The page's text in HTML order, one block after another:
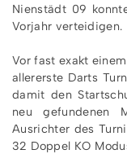
Nienstädt 09
Vorjahr verteidigen.
Vor fast exakt
allererste Darts
damit den
neu gefundenen
Ausrichter des
32 Doppel KO